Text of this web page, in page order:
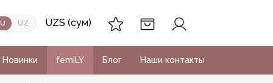
UZ UZS (сум)
Новинки femiLY Блог Наши контакты